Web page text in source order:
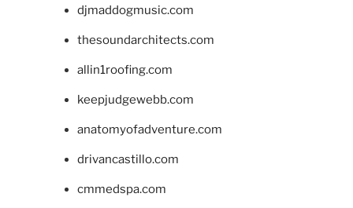
djmaddogmusic.com
thesoundarchitects.com
allin1roofing.com
keepjudgewebb.com
anatomyofadventure.com
drivancastillo.com
cmmedspa.com